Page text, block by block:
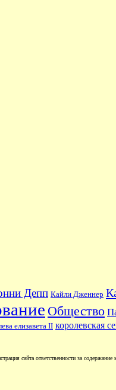
Депп Кайли Дженнер
Общество
елизавета II королевская
сайта ответственности за содержание